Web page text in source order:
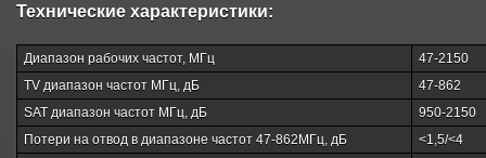
Технические характеристики:
Диапазон рабочих частот, МГц
47-2150
TV диапазон частот МГц, дБ
47-862
SAT диапазон частот МГц, дБ
950-2150
Потери на отвод в диапазоне частот 47-862МГц, дБ
<1,5/<4